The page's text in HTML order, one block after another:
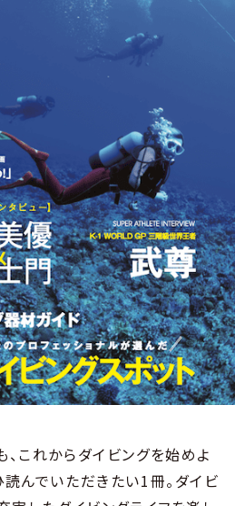
これからダイビングを始めよ
んでいただきたい1冊。ダイビ